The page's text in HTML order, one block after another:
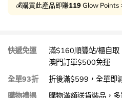
💰購買此產品即賺119Glow Points
快遞免運
滿$160順豐站/櫃自
澳門訂單$500免運
全單93折
折後滿$599，全單即